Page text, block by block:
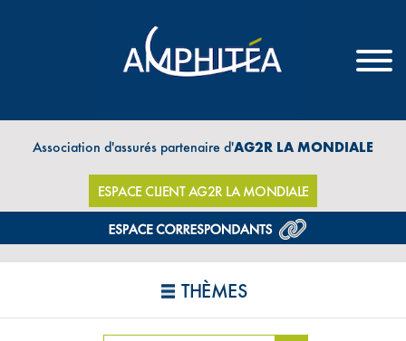
Association d'assurés partenaire d'AG2R LA MONDIALE
ESPACE CLIENT AG2R LA MONDIALE
THÈMES